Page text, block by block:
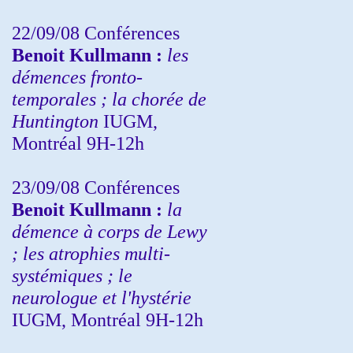
22/09/08 Conférences
Benoit Kullmann : les
démences fronto-
temporales ; la chorée de
Huntington IUGM,
Montréal 9H-12h
23/09/08 Conférences
Benoit Kullmann : la
démence à corps de Lewy
; les atrophies multi-
systémiques ; le
neurologue et l'hystérie
IUGM, Montréal 9H-12h